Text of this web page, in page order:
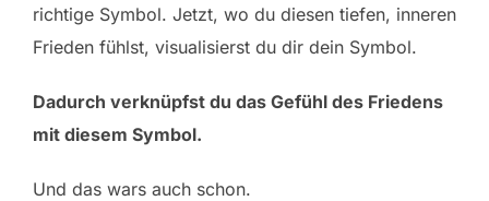
richtige Symbol. Jetzt, wo du diesen tiefen, inneren
Frieden fühlst, visualisierst du dir dein Symbol.
Dadurch verknüpfst du das Gefühl des Friedens
mit diesem Symbol.
Und das wars auch schon.